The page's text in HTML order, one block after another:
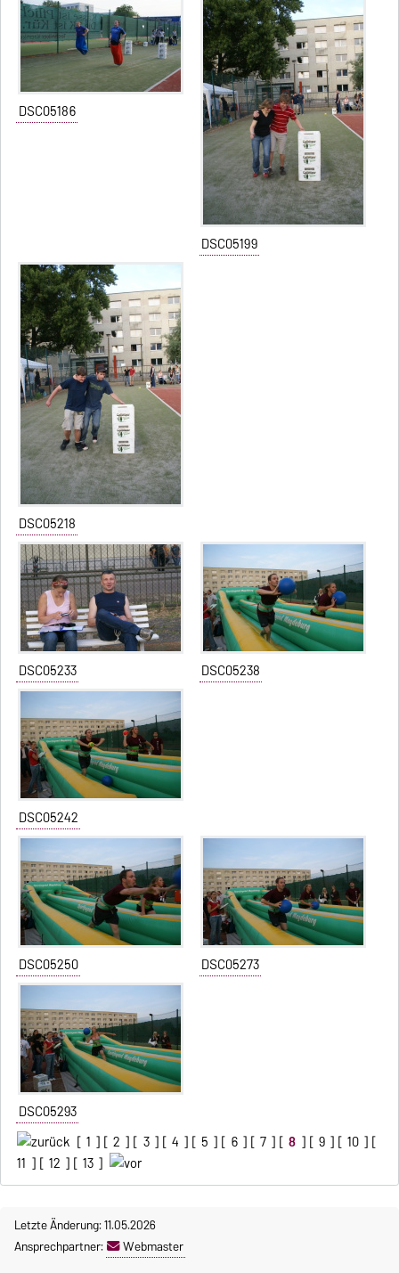
DSC05186
DSC05199
DSC05218
DSC05233 DSC05238
DSC05242
DSC05250 DSC05273
DSC05293
[ 1 ] [ 2 ] [ 3 ] [ 4 ] [ 5 ] [ 6 ] [ 7 ] [ 8 ] [ 9 ] [ 10 ] [
11 ] [ 12 ] [ 13 ]
Letzte Änderung: 11.05.2026
Ansprechpartner:
Webmaster